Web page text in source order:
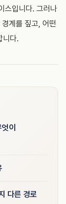
스입니다. 그러나
계를 짚고, 어떤
니다.
이
다른 경로